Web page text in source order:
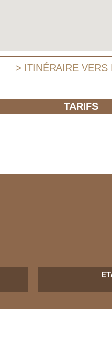
> ITINÉRAIRE VERS
TARIFS